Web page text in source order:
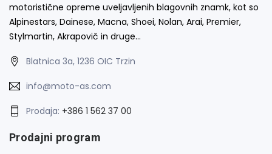
motoristične opreme uveljavljenih blagovnih znamk, kot so
Alpinestars, Dainese, Macna, Shoei, Nolan, Arai, Premier,
Stylmartin, Akrapovič in druge…
Blatnica 3a, 1236 OIC Trzin
info@moto-as.com
Prodaja: +386 1 562 37 00
Prodajni program